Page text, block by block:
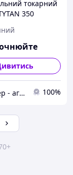
токарний
350
Гідролідер - агротехніка, промислове та будівельне обладнання 100%